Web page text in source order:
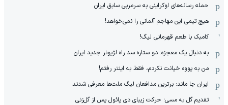
حمله رسانه‌های اوکراینی به سرمربی سابق ایران
هیچ‌ تیمی این مهاجم آلمانی را نمی‌خواهد!
کامبک با طعم قهرمانی لیگ!
به دنبال یک معجزه: دو ستاره سد راه لژیونر جدید ایران
من به یووه خیانت نکردم، فقط به اینتر رفتم!
ایران جا ماند: برترین مدافعان لیگ ملت‌ها معرفی شدند
تقدیم گل به مسی؛ حرکت زیبای دی پائول پس از گل‌زنی